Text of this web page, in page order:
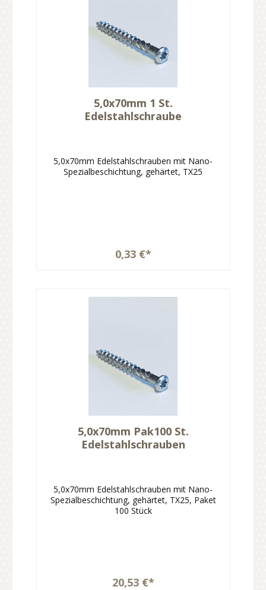
5,0x70mm 1 St.
Edelstahlschraube
5,0x70mm Edelstahlschrauben mit Nano-
Spezialbeschichtung, gehärtet, TX25
0,33 €*
5,0x70mm Pak100 St.
Edelstahlschrauben
5,0x70mm Edelstahlschrauben mit Nano-
Spezialbeschichtung, gehärtet, TX25, Paket
100 Stück
20,53 €*